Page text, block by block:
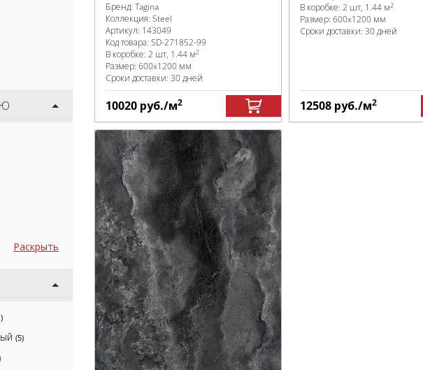
Раскрыть
(5)
Бренд: Tagina
Коллекция: Steel
Артикул: 143049
Код товара: SD-271852-99
В коробке: 2 шт, 1.44 м2
Размер: 600x1200 мм
Сроки доставки: 30 дней
10020 руб./м2
В коробке:2 шт, 1.44 м2
Размер:600x1200 мм
Сроки доставки: 30 дней
12508 руб./м2